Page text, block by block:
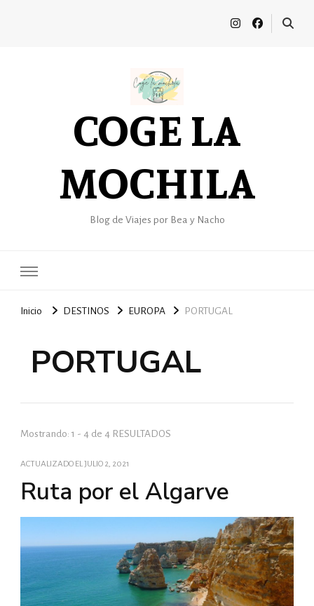
COGE LA
MOCHILA
Blog de Viajes por Bea y Nacho
Inicio DESTINOS EUROPA PORTUGAL
PORTUGAL
Mostrando: 1 - 4 de 4 RESULTADOS
ACTUALIZADO ELJULIO 2, 2021
Ruta por el Algarve